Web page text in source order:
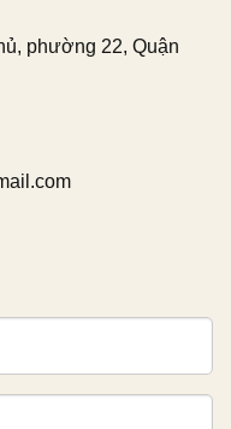
phường 22, Quận